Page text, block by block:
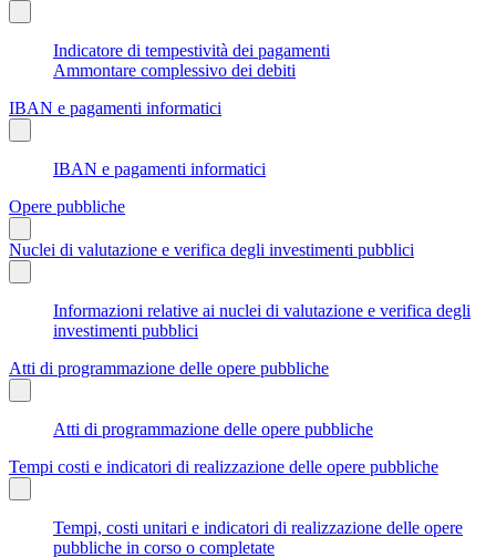
Indicatore di tempestività dei pagamenti
Ammontare complessivo dei debiti
IBAN e pagamenti informatici
IBAN e pagamenti informatici
Opere pubbliche
Nuclei di valutazione e verifica degli investimenti pubblici
Informazioni relative ai nuclei di valutazione e verifica degli
investimenti pubblici
Atti di programmazione delle opere pubbliche
Atti di programmazione delle opere pubbliche
Tempi costi e indicatori di realizzazione delle opere pubbliche
Tempi, costi unitari e indicatori di realizzazione delle opere
pubbliche in corso o completate